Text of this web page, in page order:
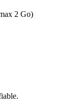
2 Go)